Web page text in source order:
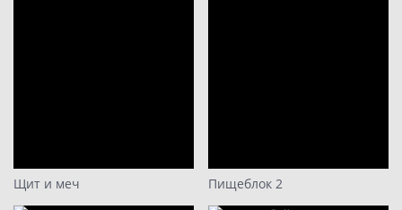
Щит и меч Пищеблок 2